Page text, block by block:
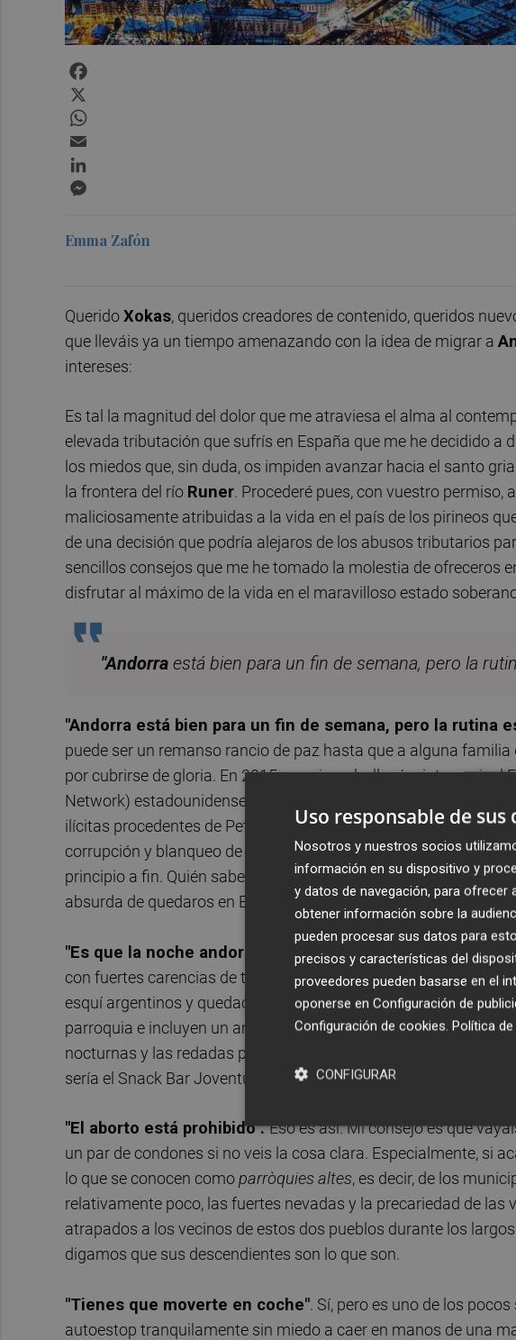
Emma Zafón
QueridoXokas, queridos creadores de contenido, queridos
que lleváis ya un tiempo amenazando con la idea de migrar a
intereses:
Es tal la magnitud del dolor que me atraviesa el alma al
elevada tributación que sufrís en España que me he decidido a
los miedos que, sin duda, os impiden avanzar hacia el santo
la frontera del río Runer. Procederé pues, con vuestro permiso,
maliciosamente atribuidas a la vida en el país de los pirineos
de una decisión que podría alejaros de los abusos tributarios
sencillos consejos que me he tomado la molestia de ofreceros
disfrutar al máximo de la vida en el maravilloso estado
"Andorra está bien para un fin de semana, pero la
"Andorra está bien para un fin de semana, pero la rutina
puede ser un remanso rancio de paz hasta que a alguna
por cubrirse de gloria. En 2015, por ejemplo, llegó a intervenir el
Network) estadounidense por una liada tochísima que
ilícitas procedentes de Petróleos de Venezuela y de la trama
corrupción y blanqueo de capitales que se llevó por delante al
principio a fin. Quién sabe si el próximo ‘caso BPA’ se produce
absurda de quedaros en España.
"Es que la noche andorrana es bastante floja".Esto solo
con fuertes carencias de todo tipo. Hacedme caso a mí.
esquí argentinos y quedaos con estas tres palabras: bar de
parroquia e incluyen un amplio abanico de posibilidades que
nocturnas y las redadas policiales. Un 10 sobre 10 en mi
sería el Snack Bar Joventus, en la calle Joan Maragall de
"El aborto está prohibido".Eso es así. Mi consejo es que
un par de condones si no veis la cosa clara. Especialmente, si
lo que se conocen comoparròquies altes, es decir, de los
relativamente poco, las fuertes nevadas y la precariedad de
atrapados a los vecinos de estos dos pueblos durante los
digamos que sus descendientes son lo que son.
"Tienes que moverte en coche". Sí, pero es uno de los
autoestop tranquilamente sin miedo a caer en manos de una
Uso responsable de sus
Nosotros y nuestros socios
información en su dispositivo y
y datos de navegación, para ofrecer
obtener información sobre la
pueden procesar sus datos para
precisos y características del
proveedores pueden basarse en el
oponerse en Configuración de
Configuración de cookies. Política
CONFIGURAR